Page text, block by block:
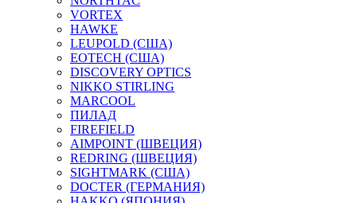
VORTEX
HAWKE
LEUPOLD (США)
EOTECH (США)
DISCOVERY OPTICS
NIKKO STIRLING
MARCOOL
ПИЛАД
FIREFIELD
AIMPOINT (ШВЕЦИЯ)
REDRING (ШВЕЦИЯ)
SIGHTMARK (США)
DOCTER (ГЕРМАНИЯ)